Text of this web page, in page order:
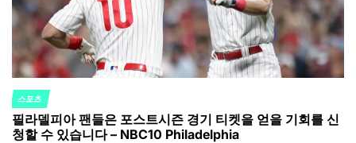
POSTED
IN
스포츠
필라델피아 팬들은 포스트시즌 경기 티켓을 얻을 기회를 신
청할 수 있습니다 – NBC10 Philadelphia